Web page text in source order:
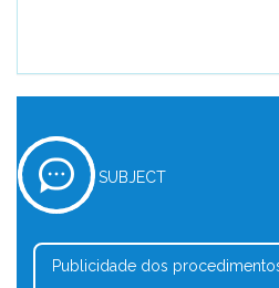
SUBJECT
Publicidade dos procedimentos